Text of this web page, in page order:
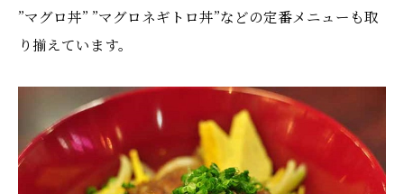
”マグロ丼” ”マグロネギトロ丼”などの定番メニューも取
り揃えています。